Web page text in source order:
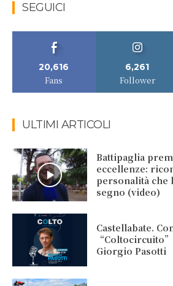
SEGUICI
20,616
Fans
6,261
Follower
ULTIMI ARTICOLI
Battipaglia
eccellenze:
personalità che
segno (video)
Castellabate.
Giorgio Pasotti